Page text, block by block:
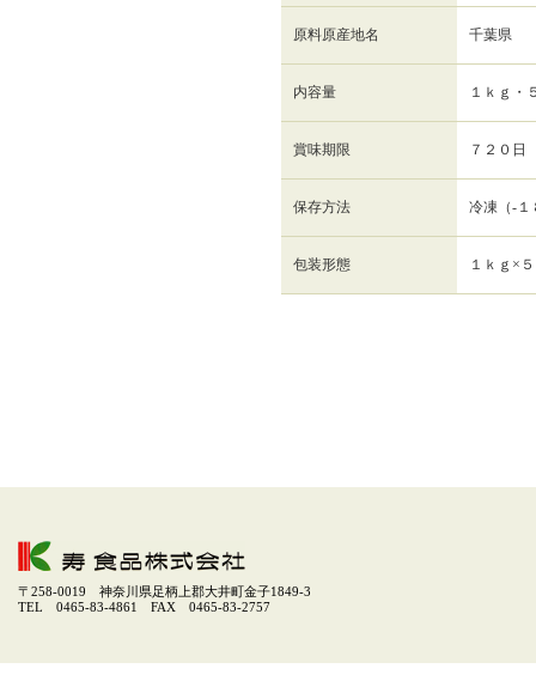
原料原産地名 千葉県
内容量 １ｋｇ・
賞味期限 ７２０日
保存方法 冷凍（-
包装形態 １ｋｇ×
〒258-0019 神奈川県足柄上郡大井町金子1849-3
TEL 0465-83-4861 FAX 0465-83-2757